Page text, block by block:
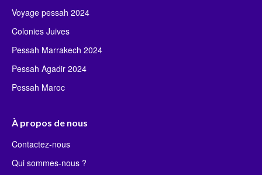
Voyage pessah 2024
Colonies Juives
Pessah Marrakech 2024
Pessah Agadir 2024
Pessah Maroc
À propos de nous
Contactez-nous
Qui sommes-nous ?